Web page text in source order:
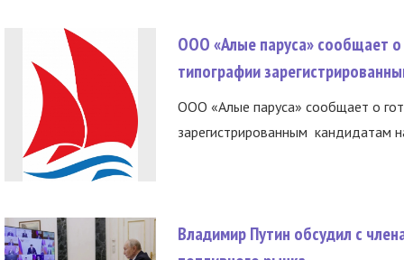
ООО «Алые паруса» сообщает о
типографии
ООО «Алые паруса» сообщает о
зарегистрированным кандидатам
Владимир Путин обсудил с